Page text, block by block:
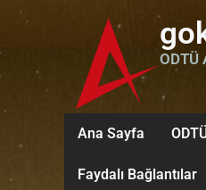
ODTÜ
Ana Sayfa
Faydalı Bağlantılar